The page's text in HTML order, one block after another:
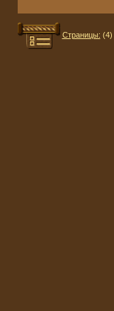
Страницы: (4)